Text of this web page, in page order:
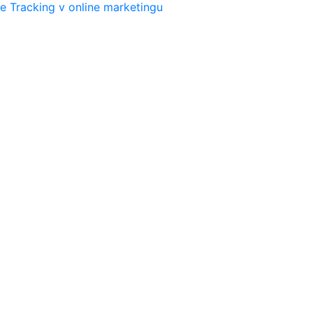
Tracking v online marketingu